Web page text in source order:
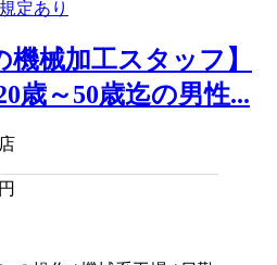
機械加工スタッフ】
歳～50歳迄の男性...
円